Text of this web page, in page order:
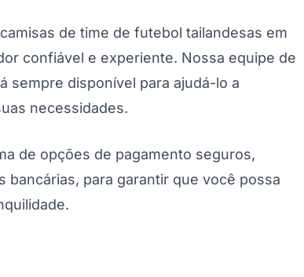
de time de futebol tailandesas em
confiável e experiente. Nossa equipe de
sempre disponível para ajudá-lo a
necessidades.
de opções de pagamento seguros,
para garantir que você possa